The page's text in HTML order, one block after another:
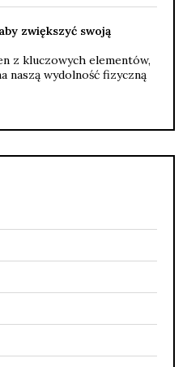
zwiększyć swoją
z kluczowych elementów,
naszą wydolność fizyczną